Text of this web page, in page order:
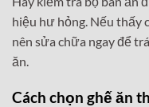
hiệu hư hỏng. Nếu thấy
nên sửa chữa ngay để
ăn.
Cách chọn ghế ăn